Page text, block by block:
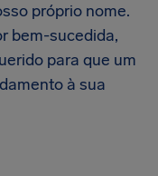
próprio nome.
bem-sucedida,
para que um
à sua